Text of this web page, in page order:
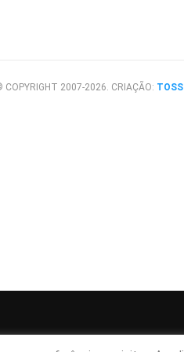
COPYRIGHT 2007-2026. CRIAÇÃO: